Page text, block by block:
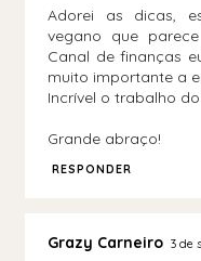
Adorei as dicas,
vegano que
Canal de finanças
muito importante a
Incrível o trabalho
Grande abraço!
RESPONDER
Grazy Carneiro 3 de